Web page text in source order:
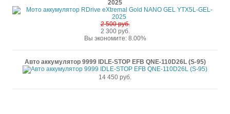
2025
2 500 руб.
2 300 руб.
Вы экономите: 8.00%
Авто аккумулятор 9999 IDLE-STOP EFB QNE-110D26L (S-95)
14 450 руб.